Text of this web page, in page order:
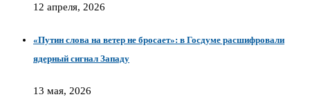
12 апреля, 2026
«Путин слова на ветер не бросает»: в Госдуме расшифровали
ядерный сигнал Западу
13 мая, 2026